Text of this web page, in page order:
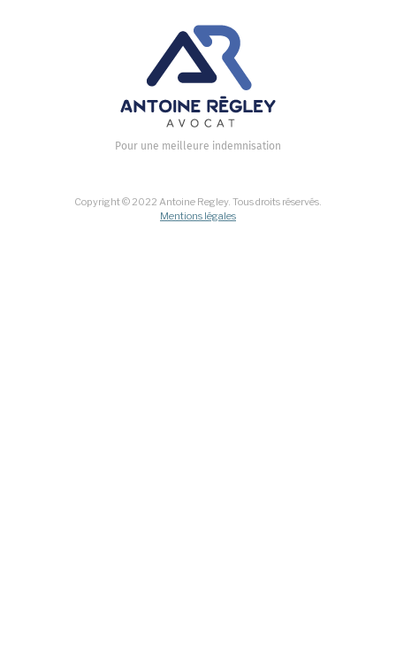
Pour une meilleure indemnisation
Copyright © 2022 Antoine Regley. Tous droits réservés.
Mentions légales